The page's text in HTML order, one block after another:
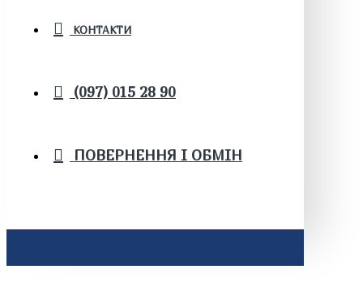
КОНТАКТИ
(097) 015 28 90
ПОВЕРНЕННЯ І ОБМІН